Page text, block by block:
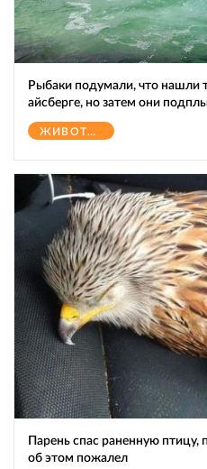
Рыбаки подумали, что нашли
айсберге, но затем они
ЖИВОТНЫЕ
Парень спас раненную птицу,
об этом пожалел